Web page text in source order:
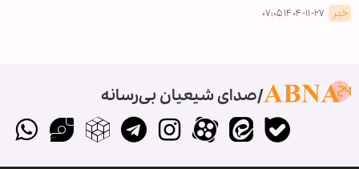
خبر ۱۴۰۴-۱۱-۲۷ ۰۷:۰۵
صدای شیعیان بی‌رسانه